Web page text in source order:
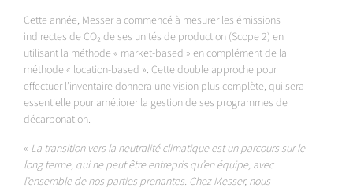
Cette année, Messer a commencé à mesurer les émissions
indirectes de CO₂ de ses unités de production (Scope 2) en
utilisant la méthode « market-based » en complément de la
méthode « location-based ». Cette double approche pour
effectuer l’inventaire donnera une vision plus complète, qui sera
essentielle pour améliorer la gestion de ses programmes de
décarbonation.
« La transition vers la neutralité climatique est un parcours sur le
long terme, qui ne peut être entrepris qu’en équipe, avec
l’ensemble de nos parties prenantes. Chez Messer, nous